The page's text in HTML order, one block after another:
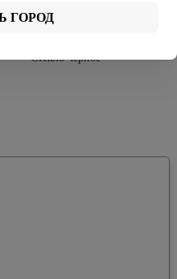
Стекло черное
ГОРОД